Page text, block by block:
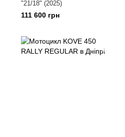
"21/18" (2025)
111 600 грн